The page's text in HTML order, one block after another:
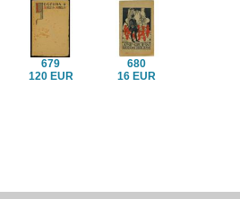
679
120 EUR
680
16 EUR